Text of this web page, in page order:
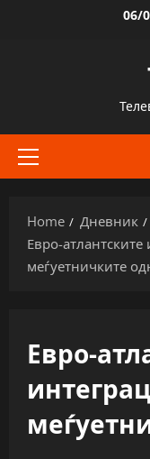
06/
Primary
Home Дневник
Евро-
меѓуетничките
Евро-